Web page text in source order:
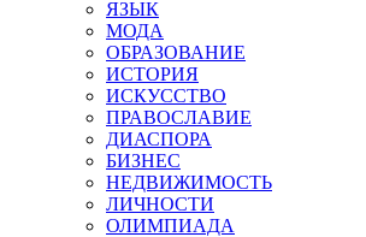
ЯЗЫК
МОДА
ОБРАЗОВАНИЕ
ИСТОРИЯ
ИСКУССТВО
ПРАВОСЛАВИЕ
ДИАСПОРА
БИЗНЕС
НЕДВИЖИМОСТЬ
ЛИЧНОСТИ
ОЛИМПИАДА